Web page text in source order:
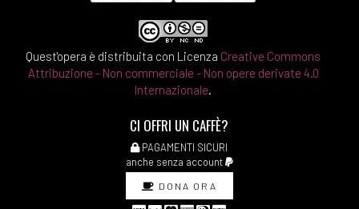
Quest'opera è distribuita con Licenza Creative Commons
Attribuzione - Non commerciale - Non opere derivate 4.0
Internazionale
CI OFFRI UN CAFFÈ?
PAGAMENTI SICURI
anche senza account
DONA ORA